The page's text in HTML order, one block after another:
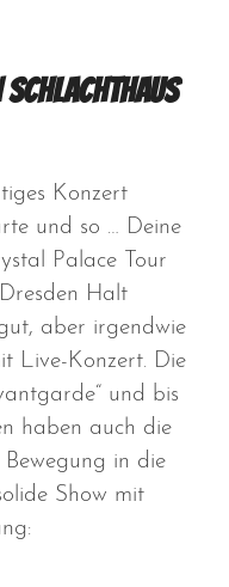
Schlachthaus
Konzert
und so … Deine
Palace Tour
Halt
aber irgendwie
Live-Konzert. Die
und bis
haben auch die
in die
Show mit